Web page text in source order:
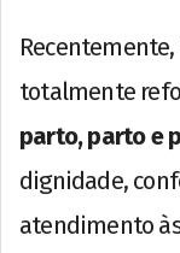
totalmente
parto, parto e
dignidade,
atendimento